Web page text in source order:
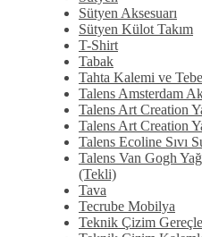
Sütyen Aksesuarı
Sütyen Külot Takım
T-Shirt
Tabak
Tahta Kalemi ve
Talens Amsterdam
Talens Art Creation
Talens Art Creation
Talens Ecoline Sıvı
Talens Van Gogh
(Tekli)
Tava
Tecrube Mobilya
Teknik Çizim